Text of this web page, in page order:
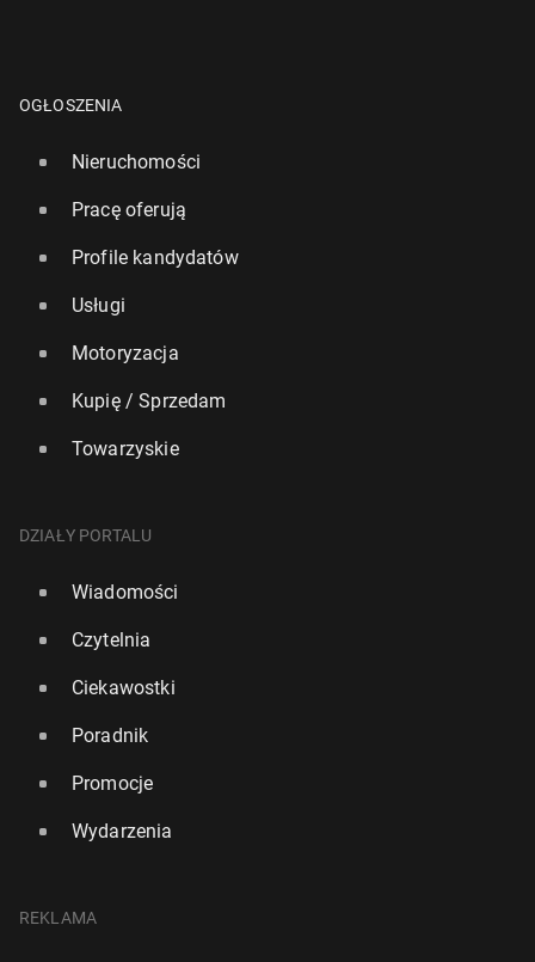
OGŁOSZENIA
Nieruchomości
Pracę oferują
Profile kandydatów
Usługi
Motoryzacja
Kupię / Sprzedam
Towarzyskie
DZIAŁY PORTALU
Wiadomości
Czytelnia
Ciekawostki
Poradnik
Promocje
Wydarzenia
REKLAMA